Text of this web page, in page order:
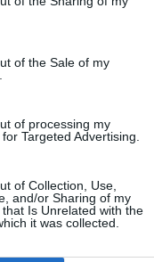
of the Sale of my
of processing my
Targeted Advertising.
of Collection, Use,
and/or Sharing of my
Is Unrelated with the
it was collected.